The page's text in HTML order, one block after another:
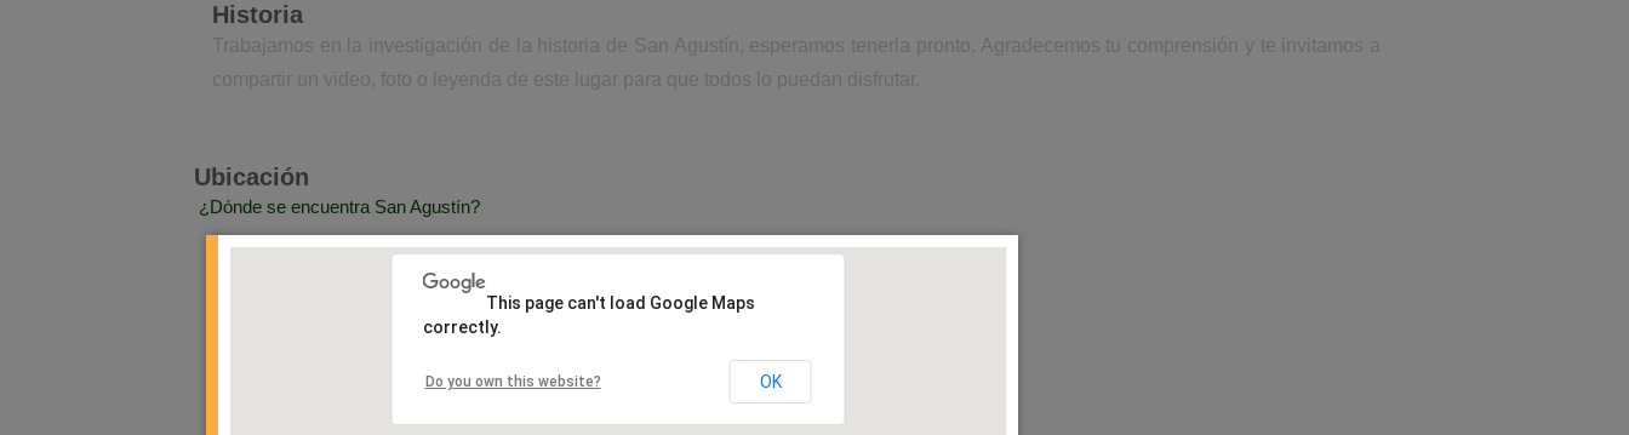
Historia
Trabajamos en la investigación de la historia de San Agustín, esperamos tenerla pronto. Agradecemos tu comprensión y te invitamos a
compartir un video, foto o leyenda de este lugar para que todos lo puedan disfrutar.
Ubicación
¿Dónde se encuentra San Agustín?
This page can't load Google Maps
correctly.
Do you own this website? OK